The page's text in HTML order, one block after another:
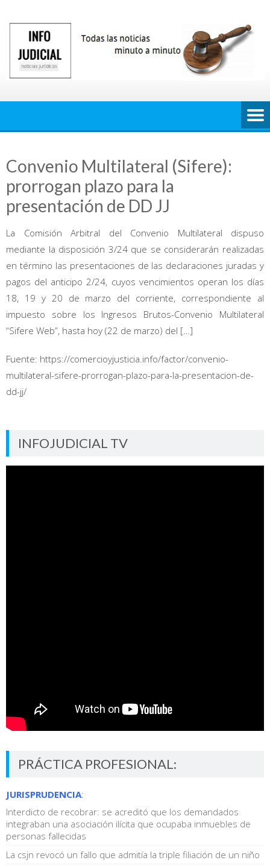
contenido
Convenio Multilateral (Sifere):
prorrogan plazo para la
presentación de DD JJ
La Comisión Arbitral del Convenio Multilateral dispuso
mediante la disposición 3/24 que se considerarán realizadas
en término las presentaciones de las declaraciones juradas y
pagos del anticipo 2/24, cuyos vencimientos operan los días
18, 19 y 20 de marzo del corriente, correspondiente al
impuesto sobre los Ingresos Brutos-Convenio Multilateral
“Sifere Web”, hasta hoy (22 de marzo) del […]
Fuente: https://comercioyjusticia.info/factor/convenio-
multilateral-sifere-prorrogan-plazo-para-la-presentacion-de-
dd-jj/
INFOJUDICIAL TV
PRÁCTICA PROFESIONAL:
JURISPRUDENCIA:
Interdicto de recobrar: se acreditó que los demandados
integraban una asociación ilícita que ocupaba inmuebles de
personas fallecidas
La csjn revocó un fallo que admitía la triple filiación de un niño